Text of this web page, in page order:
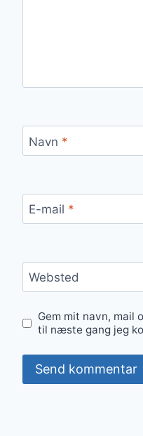
Navn *
E-mail *
Websted
Gem mit navn, mail
til næste gang jeg